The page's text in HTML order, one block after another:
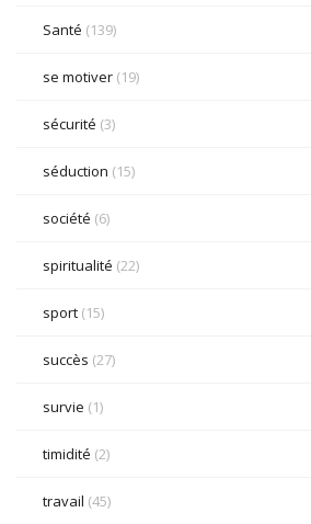
Santé (139)
se motiver (19)
sécurité (3)
séduction (15)
société (6)
spiritualité (22)
sport (15)
succès (27)
survie (1)
timidité (2)
travail (45)